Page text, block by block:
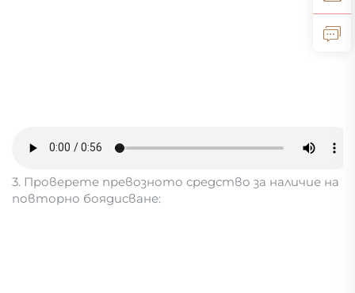
3. Проверете превозното средство за наличие на
повторно боядисване: